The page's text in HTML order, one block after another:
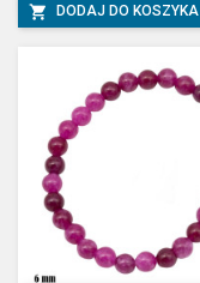
 DODAJ DO KOSZYKA